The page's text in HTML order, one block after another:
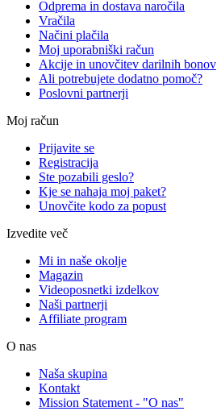
Odprema in dostava naročila
Vračila
Načini plačila
Moj uporabniški račun
Akcije in unovčitev darilnih bonov
Ali potrebujete dodatno pomoč?
Poslovni partnerji
Moj račun
Prijavite se
Registracija
Ste pozabili geslo?
Kje se nahaja moj paket?
Unovčite kodo za popust
Izvedite več
Mi in naše okolje
Magazin
Videoposnetki izdelkov
Naši partnerji
Affiliate program
O nas
Naša skupina
Kontakt
Mission Statement - "O nas"